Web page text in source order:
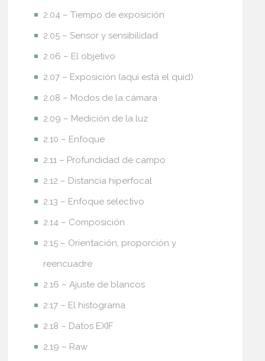
2.04 – Tiempo de exposición
2.05 – Sensor y sensibilidad
2.06 – El objetivo
2.07 – Exposición (aquí está el quid)
2.08 – Modos de la cámara
2.09 – Medición de la luz
2.10 – Enfoque
2.11 – Profundidad de campo
2.12 – Distancia hiperfocal
2.13 – Enfoque selectivo
2.14 – Composición
2.15 – Orientación, proporción y
reencuadre
2.16 – Ajuste de blancos
2.17 – El histograma
2.18 – Datos EXIF
2.19 – Raw